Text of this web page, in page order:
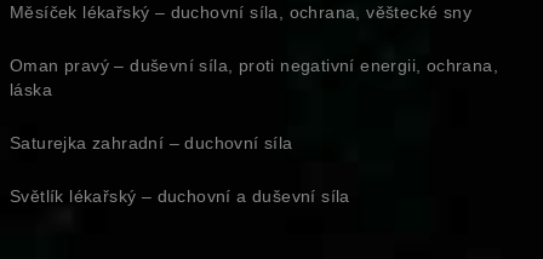
Měsíček lékařský – duchovní síla, ochrana, věštecké sny
Oman pravý – duševní síla, proti negativní energii, ochrana,
láska
Saturejka zahradní – duchovní síla
Světlík lékařský – duchovní a duševní síla